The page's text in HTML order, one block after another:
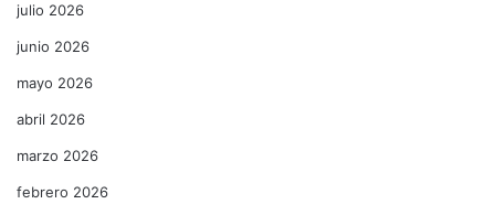
julio 2026
junio 2026
mayo 2026
abril 2026
marzo 2026
febrero 2026